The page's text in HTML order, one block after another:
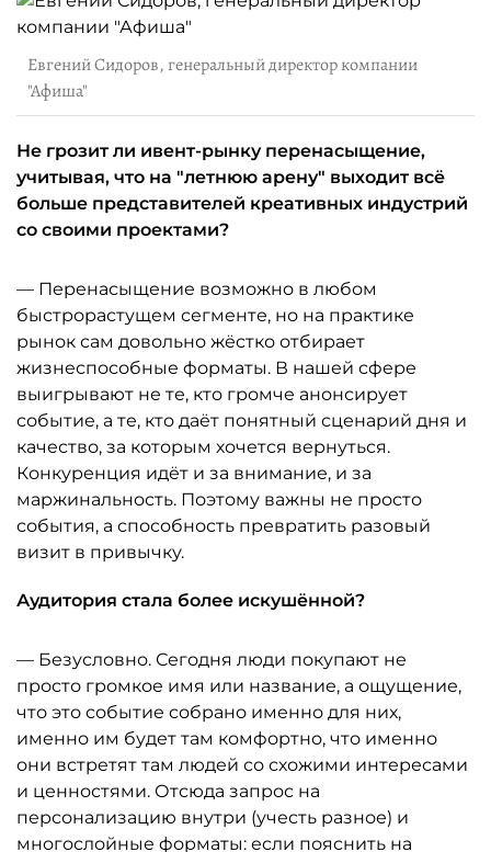
Евгений Сидоров, генеральный директор компании
"Афиша"
Не грозит ли ивент-рынку перенасыщение,
учитывая, что на "летнюю арену" выходит всё
больше представителей креативных индустрий
со своими проектами?
— Перенасыщение возможно в любом
быстрорастущем сегменте, но на практике
рынок сам довольно жёстко отбирает
жизнеспособные форматы. В нашей сфере
выигрывают не те, кто громче анонсирует
событие, а те, кто даёт понятный сценарий дня и
качество, за которым хочется вернуться.
Конкуренция идёт и за внимание, и за
маржинальность. Поэтому важны не просто
события, а способность превратить разовый
визит в привычку.
Аудитория стала более искушённой?
— Безусловно. Сегодня люди покупают не
просто громкое имя или название, а ощущение,
что это событие собрано именно для них,
именно им будет там комфортно, что именно
они встретят там людей со схожими интересами
и ценностями. Отсюда запрос на
персонализацию внутри (учесть разное) и
многослойные форматы: если пояснить на